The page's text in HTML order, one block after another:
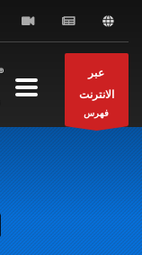
عبر
الانترنت
فهرس